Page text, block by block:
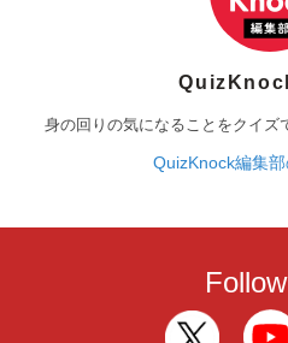
身の回りの気になることをクイズ
QuizKnock編集